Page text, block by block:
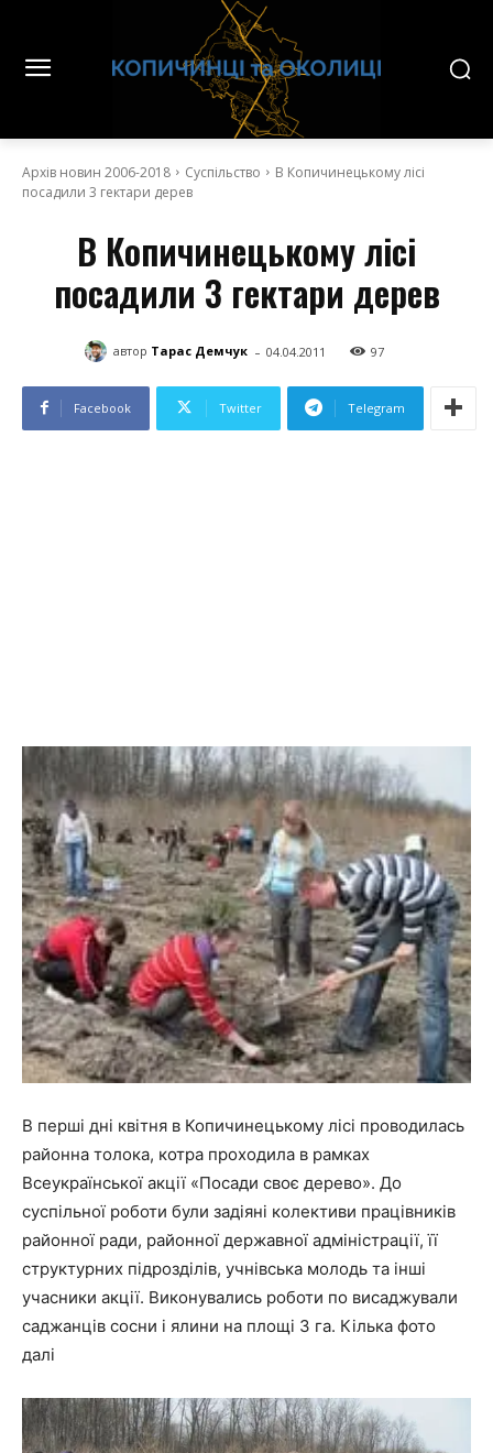
Архів новин 2006-2018 Суспільство
В Копичинецькому лісі
посадили 3 гектари дерев
В Копичинецькому лісі
посадили 3 гектари дерев
автор Тарас Демчук - 04.04.2011 97
Facebook Twitter Telegram
В перші дні квітня в Копичинецькому лісі проводилась
районна толока, котра проходила в рамках
Всеукраїнської акції «Посади своє дерево». До
суспільної роботи були задіяні колективи працівників
районної ради, районної державної адміністрації, її
структурних підрозділів, учнівська молодь та інші
учасники акції. Виконувались роботи по висаджували
саджанців сосни і ялини на площі 3 га. Кілька фото
далі